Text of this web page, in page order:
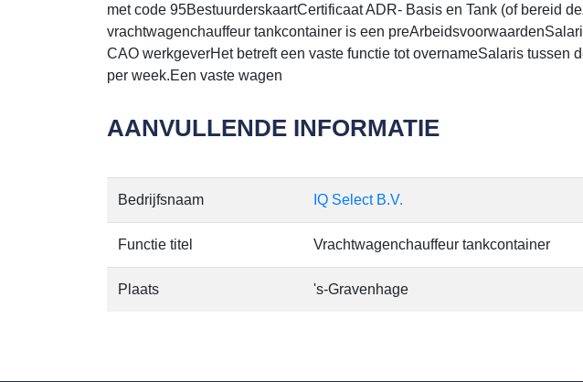
met code 95BestuurderskaartCertificaat ADR- Basis en Tank (of bereid
vrachtwagenchauffeur tankcontainer is een
CAO werkgeverHet betreft een vaste functie tot overnameSalaris tussen
per week.Een vaste wagen
AANVULLENDE INFORMATIE
Bedrijfsnaam IQ Select B.V.
Functie titel Vrachtwagenchauffeur tankcontainer
Plaats 's-Gravenhage